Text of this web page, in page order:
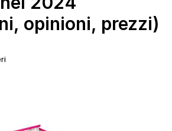
opinioni, prezzi)